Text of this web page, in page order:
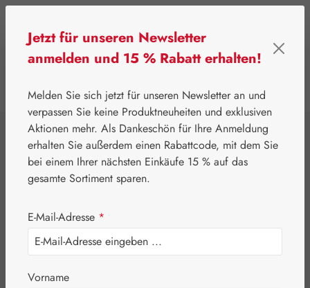
⌂ Gall Pharma Pflanzliche Produkte
Jocapsan®
Johanniskrautöl
Kapseln
Jetzt für unseren Newsletter
anmelden und 15 % Rabatt erhalten!
Melden Sie sich jetzt für unseren Newsletter an und
verpassen Sie keine Produktneuheiten und exklusiven
Aktionen mehr. Als Dankeschön für Ihre Anmeldung
erhalten Sie außerdem einen Rabattcode, mit dem Sie
bei einem Ihrer nächsten Einkäufe 15 % auf das
gesamte Sortiment sparen.
E-Mail-Adresse *
Vorname